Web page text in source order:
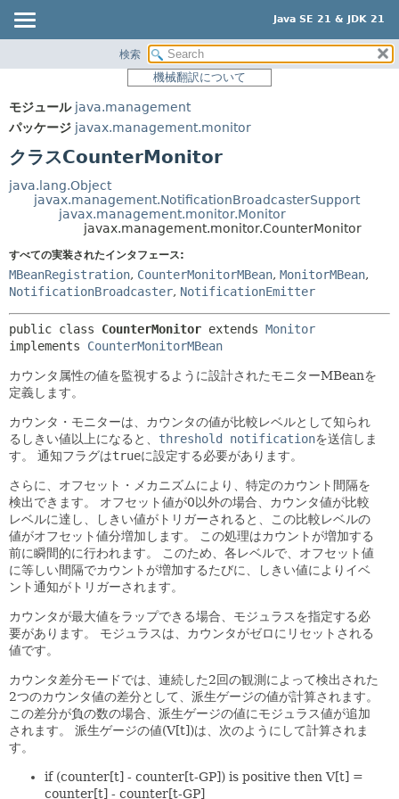
Java SE 21 & JDK 21
パッケージ
使用
ツリー
プレビュー
新規
非推奨
ヘルプ
サマリー:
ネスト済
詳細:
フィールド
メソッド
検索
機械翻訳について
モジュール java.management
パッケージ javax.management.monitor
クラスCounterMonitor
java.lang.Object
javax.management.NotificationBroadcasterSupport
javax.management.monitor.Monitor
javax.management.monitor.CounterMonitor
すべての実装されたインタフェース:
MBeanRegistration, CounterMonitorMBean, MonitorMBean,
NotificationBroadcaster, NotificationEmitter
public class CounterMonitor extends Monitor
implements CounterMonitorMBean
カウンタ属性の値を監視するように設計されたモニターMBeanを
定義します。
カウンタ・モニターは、カウンタの値が比較レベルとして知られ
るしきい値以上になると、 threshold notificationを送信しま
す。
通知フラグはtrueに設定する必要があります。
さらに、オフセット・メカニズムにより、特定のカウント間隔を
検出できます。
オフセット値が0以外の場合、カウンタ値が比較
レベルに達し、しきい値がトリガーされると、この比較レベルの
値がオフセット値分増加します。
この処理はカウントが増加する
前に瞬間的に行われます。
このため、各レベルで、オフセット値
に等しい間隔でカウントが増加するたびに、しきい値によりイベ
ント通知がトリガーされます。
カウンタが最大値をラップできる場合、モジュラスを指定する必
要があります。
モジュラスは、カウンタがゼロにリセットされる
値です。
カウンタ差分モードでは、連続した2回の観測によって検出された
2つのカウンタ値の差分として、派生ゲージの値が計算されます。
この差分が負の数の場合、派生ゲージの値にモジュラス値が追加
されます。
派生ゲージの値(V[t])は、次のようにして計算されま
す。
if (counter[t] - counter[t-GP]) is positive then V[t] =
counter[t] - counter[t-GP]